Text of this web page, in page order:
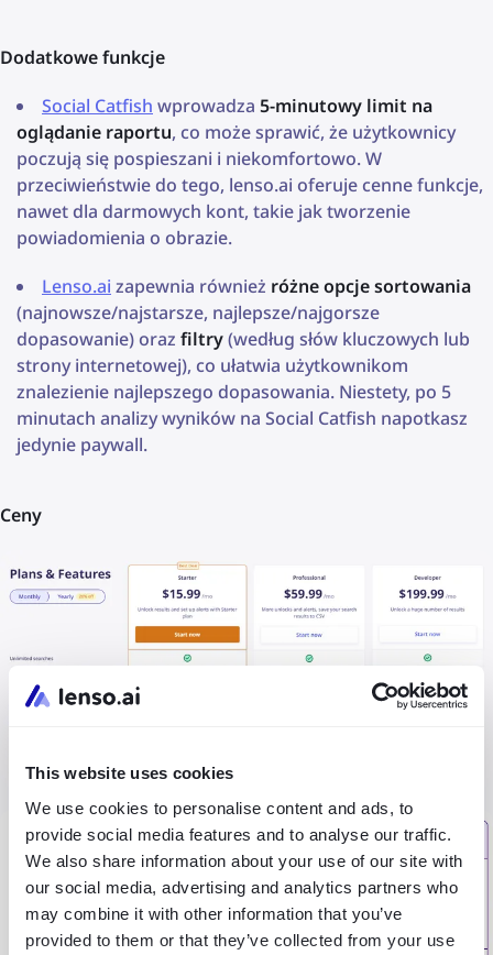
This website uses cookies
We use cookies to personalise content and ads, to
provide social media features and to analyse our traffic.
We also share information about your use of our site with
our social media, advertising and analytics partners who
may combine it with other information that you’ve
provided to them or that they’ve collected from your use
Dodatkowe funkcje
Social Catfish wprowadza 5-minutowy limit na
oglądanie raportu, co może sprawić, że użytkownicy
poczują się pospieszani i niekomfortowo. W
przeciwieństwie do tego, lenso.ai oferuje cenne funkcje,
nawet dla darmowych kont, takie jak tworzenie
powiadomienia o obrazie.
Lenso.ai zapewnia również różne opcje sortowania
(najnowsze/najstarsze, najlepsze/najgorsze
dopasowanie) oraz filtry(według słów kluczowych lub
strony internetowej), co ułatwia użytkownikom
znalezienie najlepszego dopasowania. Niestety, po 5
minutach analizy wyników na Social Catfish napotkasz
jedynie paywall.
Ceny